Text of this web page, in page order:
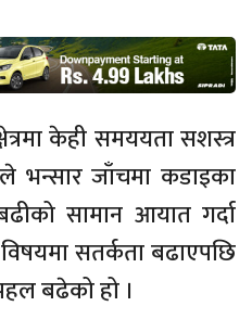
केही समययता सशस्त्र
भन्सार जाँचमा कडाइका
सामान आयात गर्दा
सतर्कता बढाएपछि
बढेको हो ।